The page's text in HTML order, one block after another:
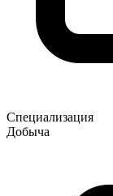
Специализация
Добыча